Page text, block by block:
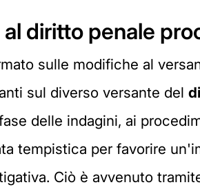
diritto penale
sulle modifiche al
sul diverso versante del
delle indagini, ai
tempistica per favorire
Ciò è avvenuto